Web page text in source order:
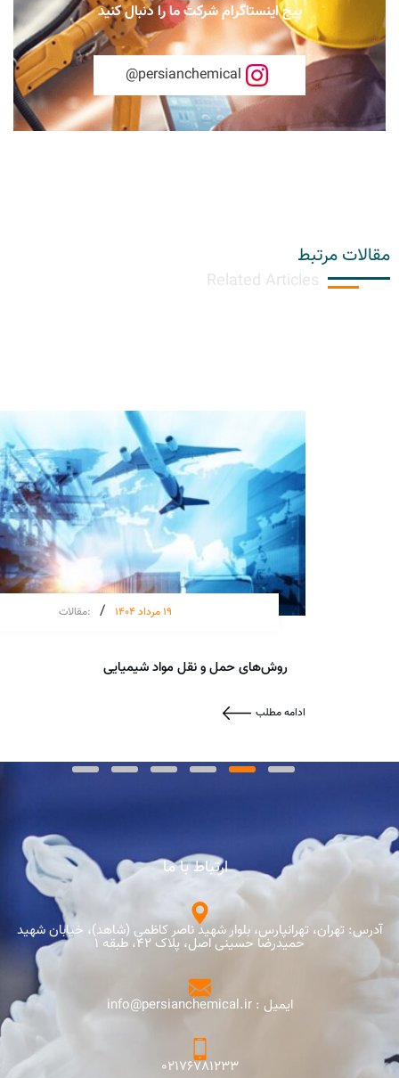
پیج اینستاگرام شرکت ما را دنبال کنید
persianchemical@
مقالات مرتبط
Related Articles
19 مرداد 1404 /
:مقالات
روش‌های حمل و نقل مواد شیمیایی
ادامه مطلب
ارتباط با ما
آدرس: تهران، تهرانپارس، بلوار شهید ناصر کاظمی (شاهد)، خیابان شهید
حمیدرضا حسینی اصل، پلاک 42، طبقه 1
ایمیل : info@persianchemical.ir
02176781233